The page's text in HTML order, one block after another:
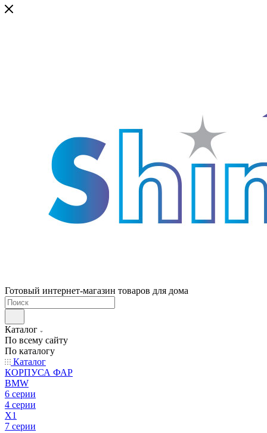
Готовый интернет-магазин товаров для дома
Каталог
По всему сайту
По каталогу
Каталог
КОРПУСА ФАР
BMW
6 серии
4 серии
X1
7 серии